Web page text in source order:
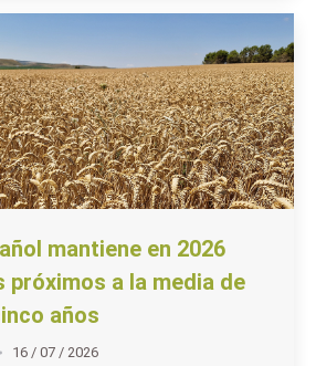
mantiene en 2026
próximos a la media de
años
16 / 07 / 2026